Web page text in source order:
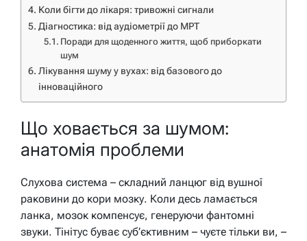
Коли бігти до лікаря: тривожні сигнали
Діагностика: від аудіометрії до МРТ
Поради для щоденного життя, щоб приборкати
шум
Лікування шуму у вухах: від базового до
інноваційного
Що ховається за шумом:
анатомія проблеми
Слухова система – складний ланцюг від вушної
раковини до кори мозку. Коли десь ламається
ланка, мозок компенсує, генеруючи фантомні
звуки. Тінітус буває суб’єктивним – чуєте тільки ви, –